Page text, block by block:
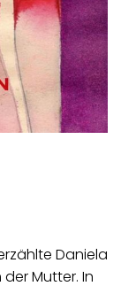
Daniela
Mutter. In